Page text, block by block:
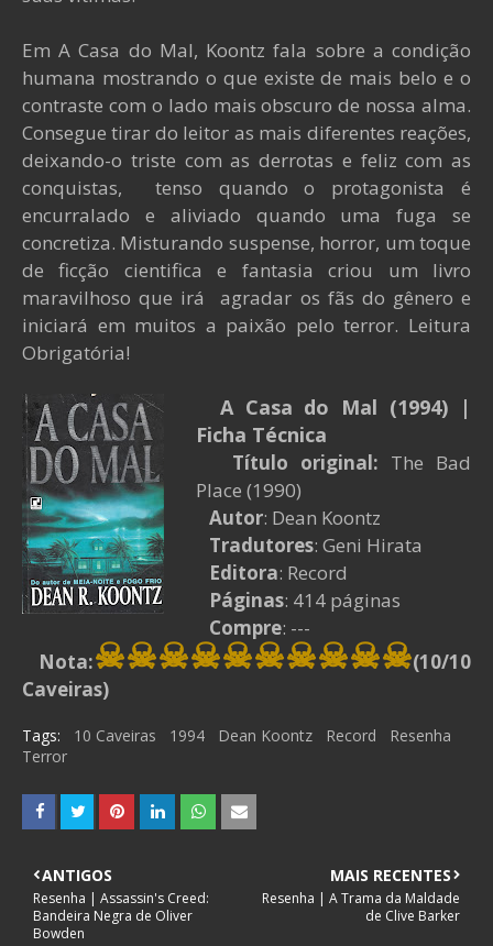
Em A Casa do Mal, Koontz fala sobre a condição
humana mostrando o que existe de mais belo e o
contraste com o lado mais obscuro de nossa alma.
Consegue tirar do leitor as mais diferentes reações,
deixando-o triste com as derrotas e feliz com as
conquistas, tenso quando o protagonista é
encurralado e aliviado quando uma fuga se
concretiza. Misturando suspense, horror, um toque
de ficção cientifica e fantasia criou um livro
maravilhoso que irá agradar os fãs do gênero e
iniciará em muitos a paixão pelo terror. Leitura
Obrigatória!
A Casa do Mal (1994)
|
Ficha Técnica
Título original: The Bad
Place (1990)
Autor: Dean Koontz
Tradutores: Geni Hirata
Editora: Record
Páginas: 414 páginas
Compre: ---
Nota:☠☠☠☠☠☠☠☠☠☠(10/10
Caveiras)
Tags: 10 Caveiras 1994 Dean Koontz Record
Resenha
Terror
MAIS RECENTES
Resenha | A Trama da Maldade
de Clive Barker
ANTIGOS
Resenha | Assassin's Creed:
Bandeira Negra de Oliver
Bowden